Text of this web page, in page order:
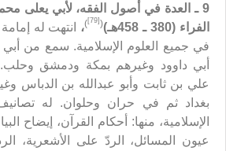
9 ـ العدة في أصول الفقه، لأبي يعلى
الفراء (380 ـ 458هـ)
(
[79]
)، انتهت له إمامة
في جميع العلوم الإسلامية. سمع من
أبي داوود وغيرهم بمكة ودمشق
علي بن ثابت وأبو عبدالله بن الدباس
بغداد ثم في حران وحلوان. له
الإسلامية، منها: أحكام القرآن، إيضاح
عيون المسائل، الردّ على الأشعرية،